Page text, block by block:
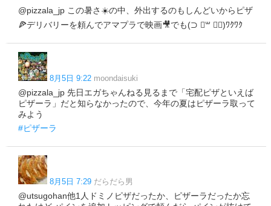
@pizzala_jp この暑さ☀️の中、外出するのもしんどいからピザ
🍕デリバリーを頼んでアマプラで映画🎥でも(⊃ ॑꒳ ॑⊂)ﾜｸﾜｸ
8月5日 9:22 moondaisuki
@pizzala_jp 先日エガちゃんねる見るまで「宅配ピザといえば
ピザーラ」だと知らなかったので、今年の夏はピザーラ取って
みよう
#ピザーラ
8月5日 7:29 だらだら男
@utsugohan他1人ドミノピザだったか、ピザーラだったか忘